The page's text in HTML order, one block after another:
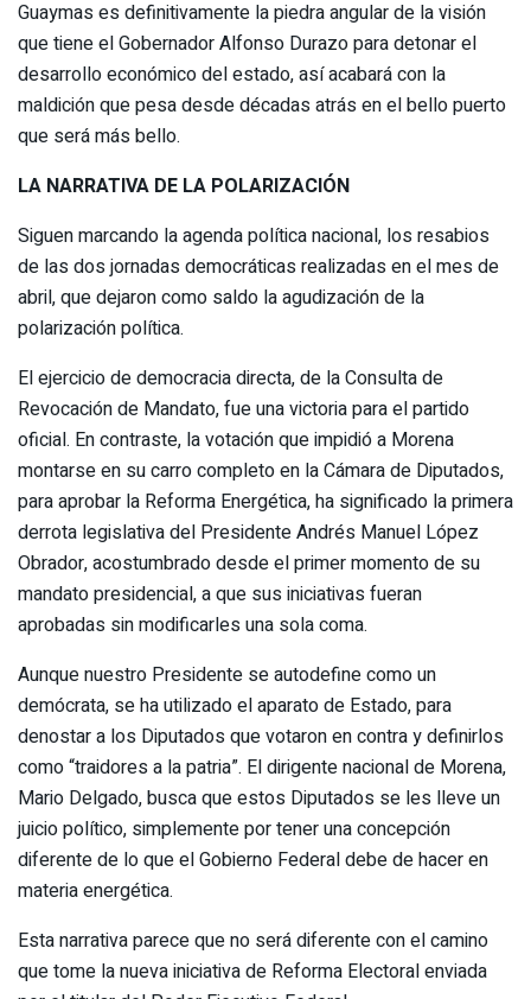
Guaymas es definitivamente la piedra angular de la visión
que tiene el Gobernador Alfonso Durazo para detonar el
desarrollo económico del estado, así acabará con la
maldición que pesa desde décadas atrás en el bello puerto
que será más bello.
LA NARRATIVA DE LA POLARIZACIÓN
Siguen marcando la agenda política nacional, los resabios
de las dos jornadas democráticas realizadas en el mes de
abril, que dejaron como saldo la agudización de la
polarización política.
El ejercicio de democracia directa, de la Consulta de
Revocación de Mandato, fue una victoria para el partido
oficial. En contraste, la votación que impidió a Morena
montarse en su carro completo en la Cámara de Diputados,
para aprobar la Reforma Energética, ha significado la primera
derrota legislativa del Presidente Andrés Manuel López
Obrador, acostumbrado desde el primer momento de su
mandato presidencial, a que sus iniciativas fueran
aprobadas sin modificarles una sola coma.
Aunque nuestro Presidente se autodefine como un
demócrata, se ha utilizado el aparato de Estado, para
denostar a los Diputados que votaron en contra y definirlos
como “traidores a la patria”. El dirigente nacional de Morena,
Mario Delgado, busca que estos Diputados se les lleve un
juicio político, simplemente por tener una concepción
diferente de lo que el Gobierno Federal debe de hacer en
materia energética.
Esta narrativa parece que no será diferente con el camino
que tome la nueva iniciativa de Reforma Electoral enviada